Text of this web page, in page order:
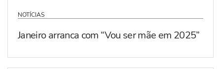
NOTÍCIAS
Janeiro arranca com “Vou ser mãe em 2025”